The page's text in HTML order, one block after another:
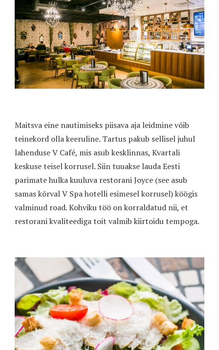
Maitsva eine nautimiseks piisava aja leidmine võib
teinekord olla keeruline. Tartus pakub sellisel juhul
lahenduse V Café, mis asub kesklinnas, Kvartali
keskuse teisel korrusel. Siin tuuakse lauda Eesti
parimate hulka kuuluva restorani Joyce (see asub
samas kõrval V Spa hotelli esimesel korrusel) köögis
valminud road. Kohviku töö on korraldatud nii, et
restorani kvaliteediga toit valmib kiirtoidu tempoga.